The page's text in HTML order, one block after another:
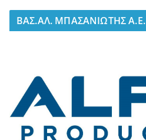
BΑΣ.ΑΛ. ΜΠΑΣΑΝΙΩΤΗΣ Α.Ε.